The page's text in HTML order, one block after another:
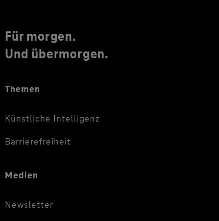
Für morgen.
Und übermorgen.
Themen
Künstliche Intelligenz
Barrierefreiheit
Medien
Newsletter